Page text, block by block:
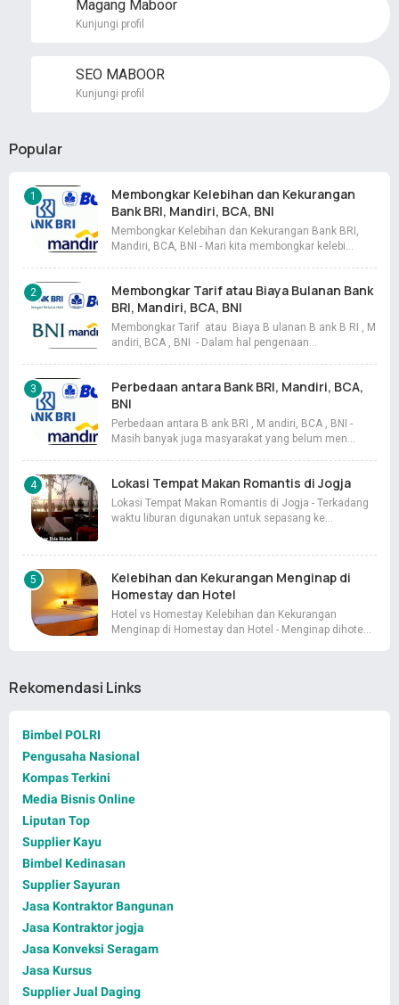
Magang Maboor
Kunjungi profil
SEO MABOOR
Kunjungi profil
Popular
Membongkar Kelebihan dan Kekurangan
Bank BRI, Mandiri, BCA, BNI
Membongkar Kelebihan dan Kekurangan Bank BRI,
Mandiri, BCA, BNI - Mari kita membongkar kelebi…
Membongkar Tarif atau Biaya Bulanan Bank
BRI, Mandiri, BCA, BNI
Membongkar Tarif atau Biaya B ulanan B ank B RI , M
andiri, BCA , BNI - Dalam hal pengenaan…
Perbedaan antara Bank BRI, Mandiri, BCA,
BNI
Perbedaan antara B ank BRI , M andiri, BCA , BNI -
Masih banyak juga masyarakat yang belum men…
Lokasi Tempat Makan Romantis di Jogja
Lokasi Tempat Makan Romantis di Jogja - Terkadang
waktu liburan digunakan untuk sepasang ke…
Kelebihan dan Kekurangan Menginap di
Homestay dan Hotel
Hotel vs Homestay Kelebihan dan Kekurangan
Menginap di Homestay dan Hotel - Menginap dihote…
Rekomendasi Links
Bimbel POLRI
Pengusaha Nasional
Kompas Terkini
Media Bisnis Online
Liputan Top
Supplier Kayu
Bimbel Kedinasan
Supplier Sayuran
Jasa Kontraktor Bangunan
Jasa Kontraktor jogja
Jasa Konveksi Seragam
Jasa Kursus
Supplier Jual Daging